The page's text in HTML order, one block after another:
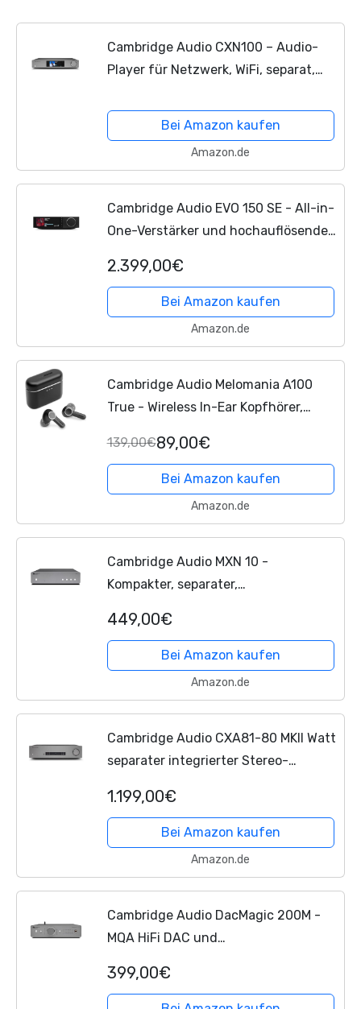
Cambridge Audio CXN100 – Audio-
Player für Netzwerk, WiFi, separat,
Vorverstärker mit Display mit
integriertem Chromecast,...
Bei Amazon kaufen
Amazon.de
Cambridge Audio EVO 150 SE - All-in-
One-Verstärker und hochauflösender
HD, AirPlay 2, integriertem
Chromecast, HDMI ARC,...
2.399,00€
Bei Amazon kaufen
Amazon.de
Cambridge Audio Melomania A100
True - Wireless In-Ear Kopfhörer,
Bluetooth, bis zu 39 Std Akku mit
Ladecase – Schwarz
139,00€89,00€
Bei Amazon kaufen
Amazon.de
Cambridge Audio MXN 10 -
Kompakter, separater,
Audioplayer und -Streamer mit
Bluetooth 5.0, Internetradio und ESS
Sabre DAC -...
449,00€
Bei Amazon kaufen
Amazon.de
Cambridge Audio CXA81-80 MKII Watt
separater integrierter Stereo-
aptX HD und ESS Sabre DAC - Lunar
1.199,00€
Bei Amazon kaufen
Amazon.de
Cambridge Audio DacMagic 200M -
MQA HiFi DAC und
PC /MAC-Unterstützung mit USB-
Anschluss - Verarbeitung digitaler
399,00€